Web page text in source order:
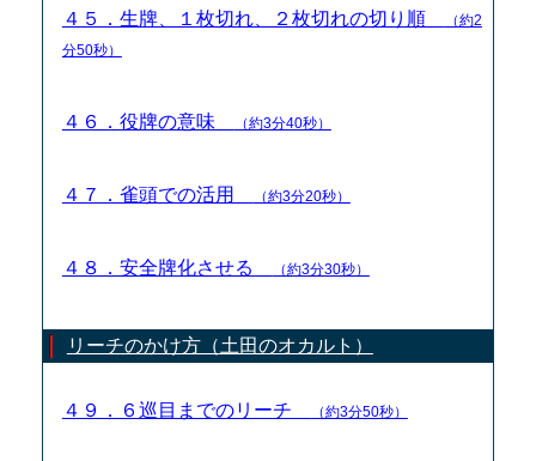
４５．生牌、１枚切れ、２枚切れの切り順
（約2
分50秒）
４６．役牌の意味 （約3分40秒）
４７．雀頭での活用 （約3分20秒）
４８．安全牌化させる （約3分30秒）
リーチのかけ方（土田のオカルト）
４９．６巡目までのリーチ （約3分50秒）